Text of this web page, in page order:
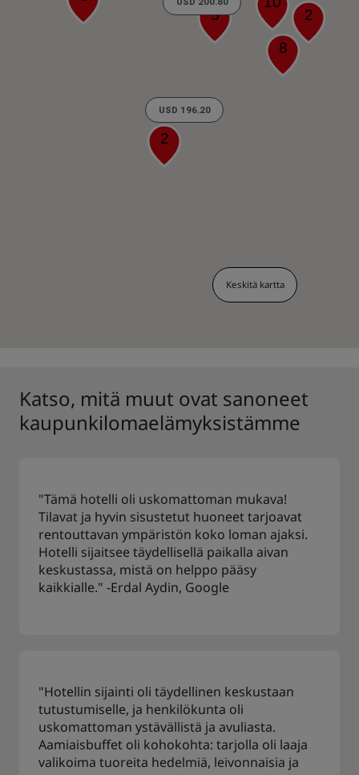
USD 196.20
8
5 2
2
Keskitä kartta
Katso, mitä muut ovat sanoneet
kaupunkilomaelämyksistämme
"Tämä hotelli oli uskomattoman mukava!
Tilavat ja hyvin sisustetut huoneet tarjoavat
rentouttavan ympäristön koko loman ajaksi.
Hotelli sijaitsee täydellisellä paikalla aivan
keskustassa, mistä on helppo pääsy
kaikkialle." -Erdal Aydin, Google
"Hotellin sijainti oli täydellinen keskustaan
tutustumiselle, ja henkilökunta oli
uskomattoman ystävällistä ja avuliasta.
Aamiaisbuffet oli kohokohta: tarjolla oli laaja
valikoima tuoreita hedelmiä, leivonnaisia ja